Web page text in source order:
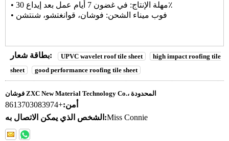
• مهلة الإنتاج: في غضون 7 أيام عمل بعد إيداع 30٪
• فوب ميناء الشحن: فوشان، قوانغتشو، شنتشن
بطاقة شعار: UPVC wavelet roof tile sheet
high impact roofing tile
sheet
good performance roofing tile sheet
فوشان ZXC New Material Technology Co.، المحدودة
أمن:+8613703083974
الشخص الذي يمكن الاتصال به:Miss Connie